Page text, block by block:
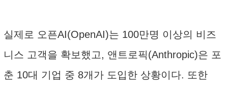
실제로 오픈AI(OpenAI)는 100만명 이상의 비즈
니스 고객을 확보했고, 앤트로픽(Anthropic)은 포
춘 10대 기업 중 8개가 도입한 상황이다. 또한